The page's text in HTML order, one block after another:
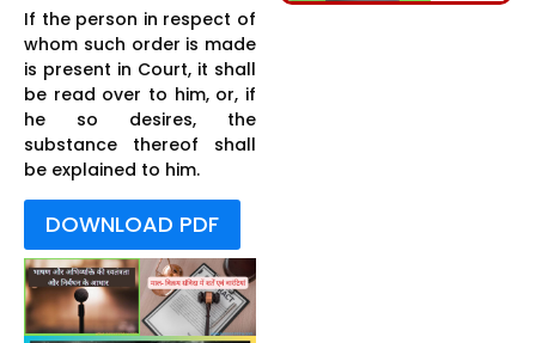
If the person in respect of
whom such order is made
is present in Court, it shall
be read over to him, or, if
he so desires, the
substance thereof shall
be explained to him.
DOWNLOAD PDF